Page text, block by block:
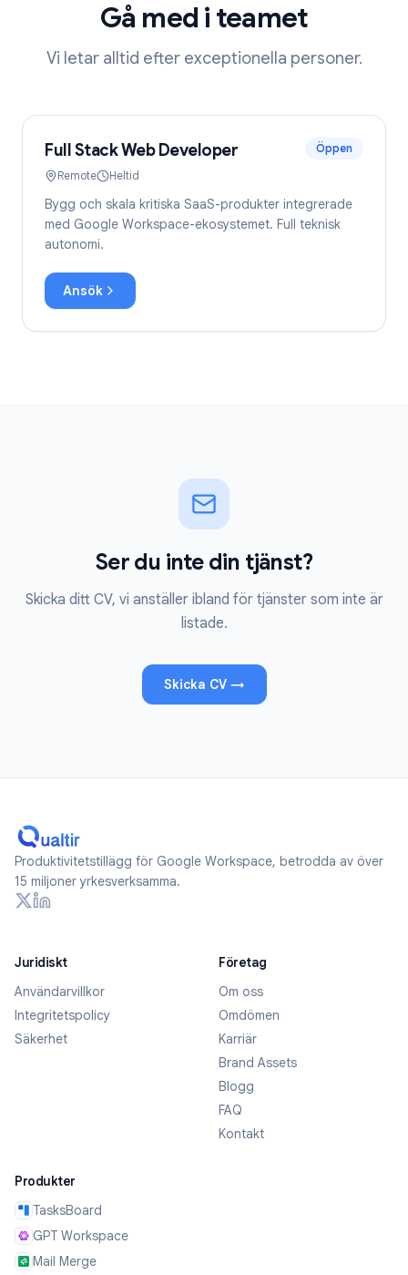
Gå med i teamet
Vi letar alltid efter exceptionella personer.
Full Stack Web Developer
Remote Heltid
Öppen
Bygg och skala kritiska SaaS-produkter integrerade
med Google Workspace-ekosystemet. Full teknisk
autonomi.
Ansök
Ser du inte din tjänst?
Skicka ditt CV, vi anställer ibland för tjänster som inte är
listade.
Skicka CV→
Produktivitetstillägg för Google Workspace, betrodda av över
15 miljoner yrkesverksamma.
Juridiskt
Användarvillkor
Integritetspolicy
Säkerhet
Företag
Om oss
Omdömen
Karriär
Brand Assets
Blogg
FAQ
Kontakt
Produkter
TasksBoard
GPT Workspace
Mail Merge